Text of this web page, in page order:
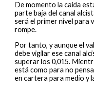
De momento la caída
parte baja del canal
será el primer nivel para
rompe.
Por tanto, y aunque el
debe vigilar ese canal
superar los 0,015.
está como para no
en cartera para medio y